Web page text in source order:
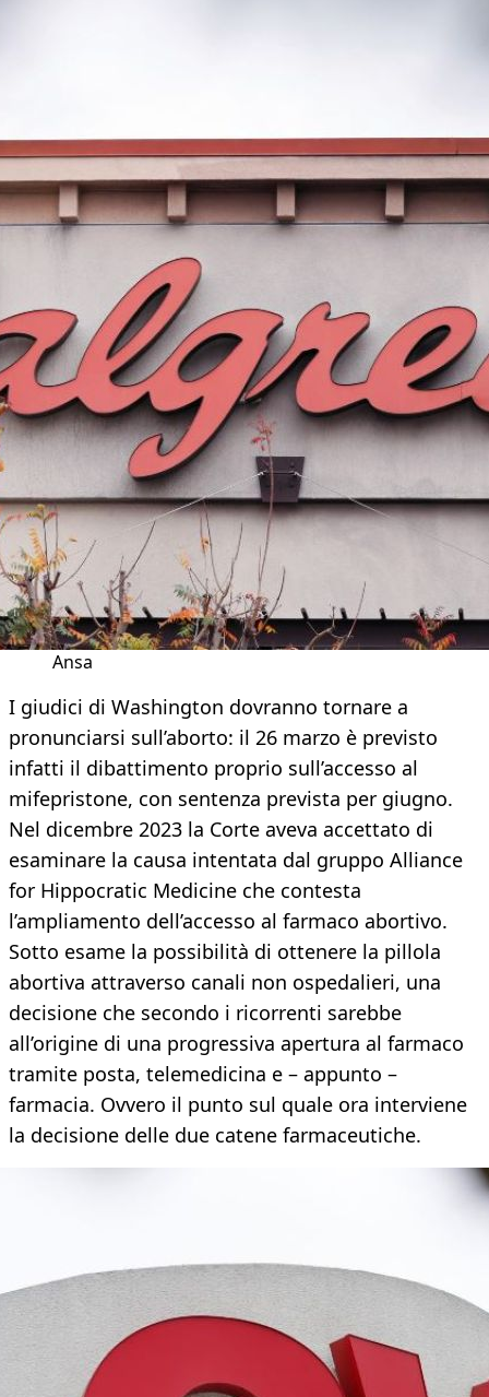
Ansa
I giudici di Washington dovranno tornare a
pronunciarsi sull’aborto: il 26 marzo è previsto
infatti il dibattimento proprio sull’accesso al
mifepristone, con sentenza prevista per giugno.
Nel dicembre 2023 la Corte aveva accettato di
esaminare la causa intentata dal gruppo Alliance
for Hippocratic Medicine che contesta
l’ampliamento dell’accesso al farmaco abortivo.
Sotto esame la possibilità di ottenere la pillola
abortiva attraverso canali non ospedalieri, una
decisione che secondo i ricorrenti sarebbe
all’origine di una progressiva apertura al farmaco
tramite posta, telemedicina e – appunto –
farmacia. Ovvero il punto sul quale ora interviene
la decisione delle due catene farmaceutiche.